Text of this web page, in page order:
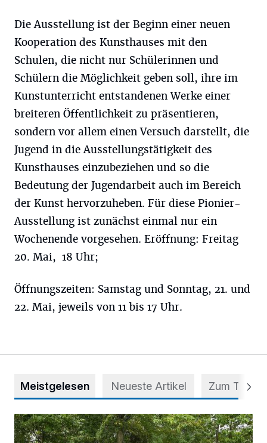
Die Ausstellung ist der Beginn einer neuen
Kooperation des Kunsthauses mit den
Schulen, die nicht nur Schülerinnen und
Schülern die Möglichkeit geben soll, ihre im
Kunstunterricht entstandenen Werke einer
breiteren Öffentlichkeit zu präsentieren,
sondern vor allem einen Versuch darstellt, die
Jugend in die Ausstellungstätigkeit des
Kunsthauses einzubeziehen und so die
Bedeutung der Jugendarbeit auch im Bereich
der Kunst hervorzuheben. Für diese Pionier-
Ausstellung ist zunächst einmal nur ein
Wochenende vorgesehen. Eröffnung: Freitag
20. Mai, 18 Uhr;
Öffnungszeiten: Samstag und Sonntag, 21. und
22. Mai, jeweils von 11 bis 17 Uhr.
Meistgelesen Neueste Artikel Zum Thema
Aus Grau wird Haltung